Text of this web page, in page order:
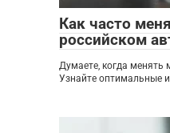
Как часто
российском
Думаете, когда менять
Узнайте оптимальные